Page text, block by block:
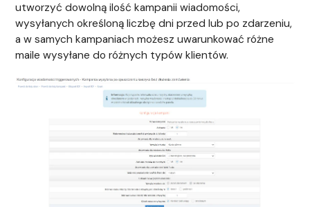
utworzyć dowolną ilość kampanii wiadomości,
wysyłanych określoną liczbę dni przed lub po zdarzeniu,
a w samych kampaniach możesz uwarunkować różne
maile wysyłane do różnych typów klientów.